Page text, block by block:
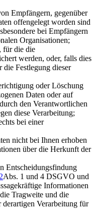
Empfängern, gegenüber
offengelegt worden sind
bei Empfängern
Organisationen;
für die die
werden, oder, falls dies
Festlegung dieser
oder Löschung
Daten oder auf
den Verantwortlichen
diese Verarbeitung;
bei einer
nicht bei Ihnen erhoben
über die Herkunft der
Entscheidungsfindung
Abs. 1 und 4 DSGVO und
Informationen
Tragweite und die
Verarbeitung für